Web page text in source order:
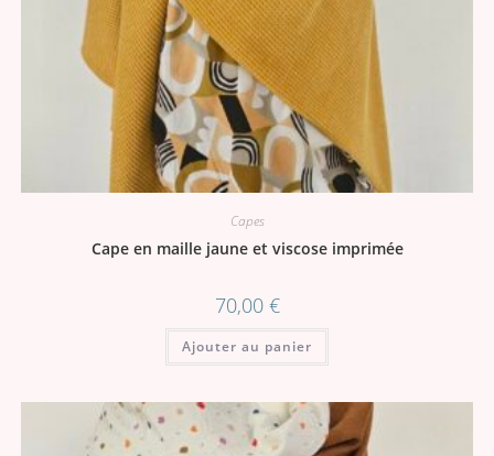
Capes
Cape en maille jaune et viscose imprimée
70,00 €
Ajouter au panier